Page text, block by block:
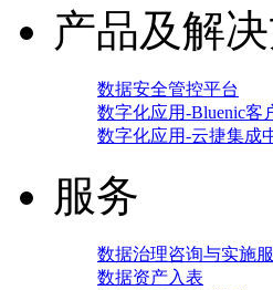
产品及解
数据安全管控平台
数字化应用-Bluenic客
数字化应用-云捷集成
服务
数据治理咨询与实施
数据资产入表